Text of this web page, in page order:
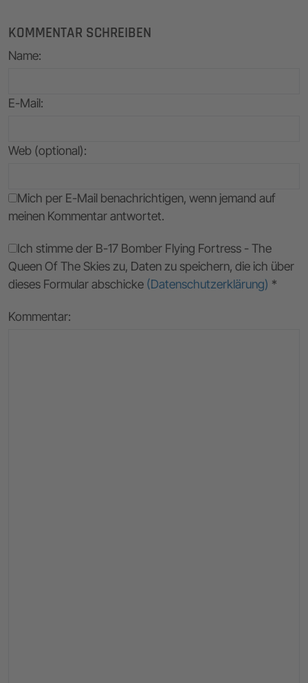
KOMMENTAR SCHREIBEN
Name:
E-Mail:
Web (optional):
Mich per E-Mail benachrichtigen, wenn jemand auf
meinen Kommentar antwortet.
Ich stimme der B-17 Bomber Flying Fortress - The
Queen Of The Skies zu, Daten zu speichern, die ich über
dieses Formular abschicke (Datenschutzerklärung) *
Kommentar: